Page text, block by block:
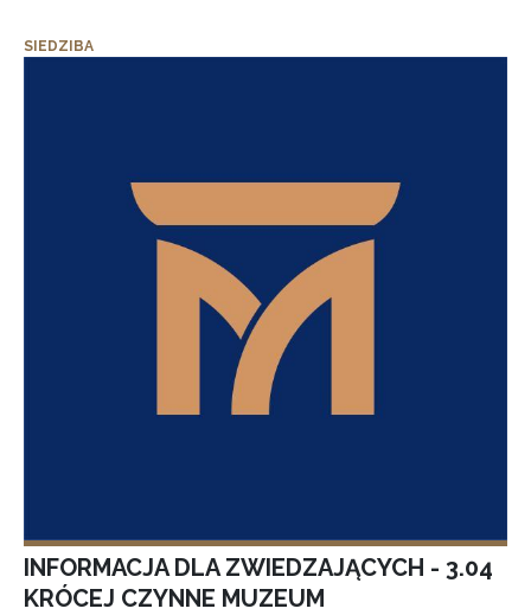
SIEDZIBA
INFORMACJA DLA ZWIEDZAJĄCYCH - 3.04
KRÓCEJ CZYNNE MUZEUM